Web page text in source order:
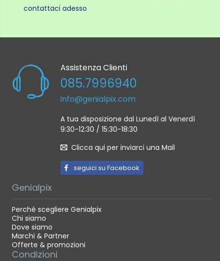
contattaci adesso
Assistenza Clienti
085.7996940
info@genialpix.com
A tua disposizione dal Lunedì al Venerdì
9:30-12:30 / 15:30-18:30
Clicca qui per inviarci una Mail
seguici su Facebook
Genialpix
Perché scegliere Genialpix
Chi siamo
Dove siamo
Marchi & Partner
Offerte & promozioni
Condizioni